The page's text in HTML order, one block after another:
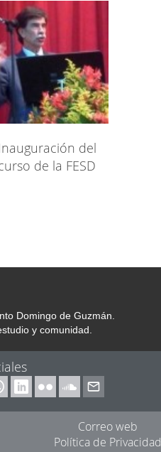
del
de la FESD
Domingo de Guzmán.
y comunidad.
Correo web
Política de Privacidad